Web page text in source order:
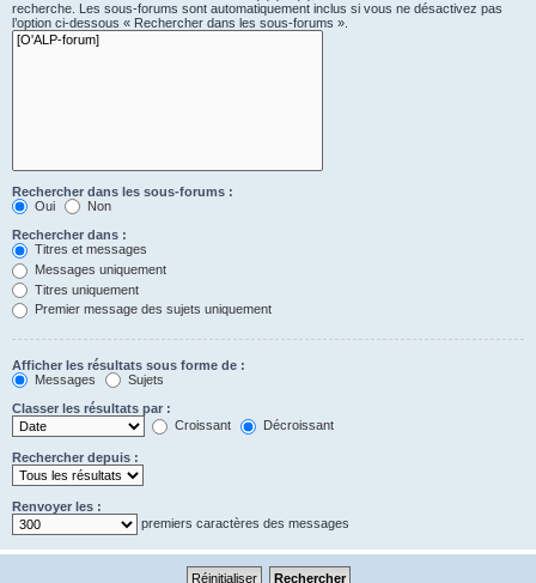
recherche. Les sous-forums sont automatiquement inclus si vous ne désactivez pas
l’option ci-dessous « Rechercher dans les sous-forums ».
Rechercher dans les sous-forums :
Oui
Non
Rechercher dans :
Titres et messages
Messages uniquement
Titres uniquement
Premier message des sujets uniquement
Afficher les résultats sous forme de :
Messages
Sujets
Classer les résultats par :
Croissant
Décroissant
Rechercher depuis :
Renvoyer les :
premiers caractères des messages